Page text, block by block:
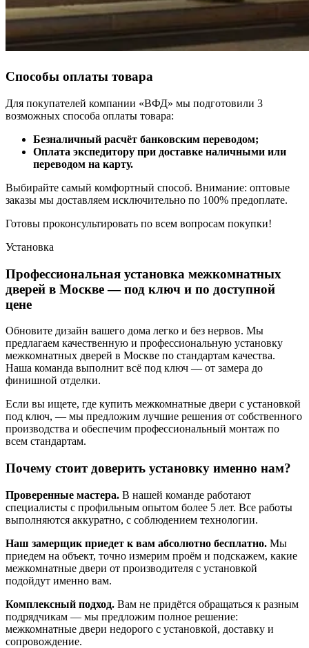
Способы оплаты товара
Для покупателей компании «ВФД» мы подготовили 3
возможных способа оплаты товара:
Безналичный расчёт банковским переводом;
Оплата экспедитору при доставке наличными или
переводом на карту.
Выбирайте самый комфортный способ. Внимание: оптовые
заказы мы доставляем исключительно по 100% предоплате.
Готовы проконсультировать по всем вопросам покупки!
Установка
Профессиональная установка межкомнатных
дверей в Москве — под ключ и по доступной
цене
Обновите дизайн вашего дома легко и без нервов. Мы
предлагаем качественную и профессиональную установку
межкомнатных дверей в Москве по стандартам качества.
Наша команда выполнит всё под ключ — от замера до
финишной отделки.
Если вы ищете, где купить межкомнатные двери с установкой
под ключ, — мы предложим лучшие решения от собственного
производства и обеспечим профессиональный монтаж по
всем стандартам.
Почему стоит доверить установку именно нам?
Проверенные мастера. В нашей команде работают
специалисты с профильным опытом более 5 лет. Все работы
выполняются аккуратно, с соблюдением технологии.
Наш замерщик приедет к вам абсолютно бесплатно. Мы
приедем на объект, точно измерим проём и подскажем, какие
межкомнатные двери от производителя с установкой
подойдут именно вам.
Комплексный подход. Вам не придётся обращаться к разным
подрядчикам — мы предложим полное решение:
межкомнатные двери недорого с установкой, доставку и
сопровождение.